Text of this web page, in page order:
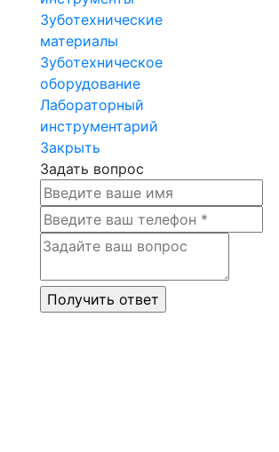
Зуботехнические
материалы
Зуботехническое
оборудование
Лабораторный
инструментарий
Закрыть
Задать вопрос